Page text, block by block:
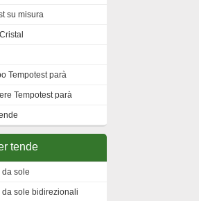
su misura
Tempotest parà
Tempotest parà
tende
da sole
da sole bidirezionali